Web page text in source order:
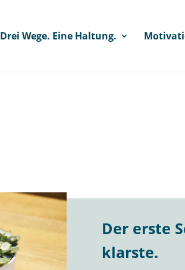
Drei Wege. Eine Haltung.
Der erste
klarste.